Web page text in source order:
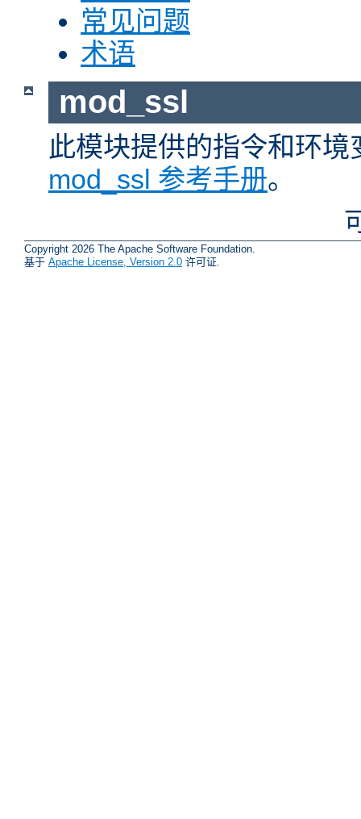
常见问题
术语
mod_ssl
此模块提供的指令和环
mod_ssl 参考手册。
Copyright 2026 The Apache Software Foundation.
基于 Apache License, Version 2.0 许可证.